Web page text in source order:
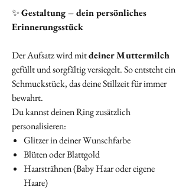
✨Gestaltung – dein persönliches
Erinnerungsstück
Der Aufsatz wird mitdeiner Muttermilch
gefüllt und sorgfältig versiegelt. So entsteht ein
Schmuckstück, das deine Stillzeit für immer
bewahrt.
Du kannst deinen Ring zusätzlich
personalisieren:
Glitzer in deiner Wunschfarbe
Blüten oder Blattgold
Haarsträhnen (Baby Haar oder eigene
Haare)